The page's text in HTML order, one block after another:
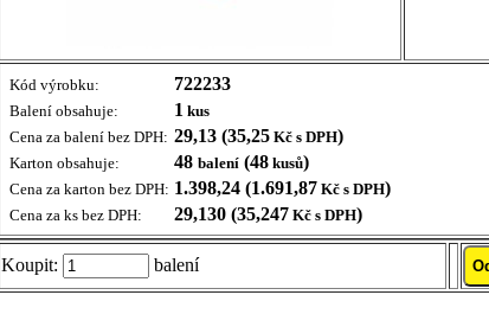
Kód výrobku: 722233
Balení obsahuje: 1kus
Cena za balení bez DPH: 29,13 (35,25Kč s DPH)
Karton obsahuje: 48 balení(48kusů)
Cena za karton bez DPH: 1.398,24 (1.691,87Kč s DPH)
Cena za ks bez DPH: 29,130 (35,247Kč s DPH)
Koupit: balení